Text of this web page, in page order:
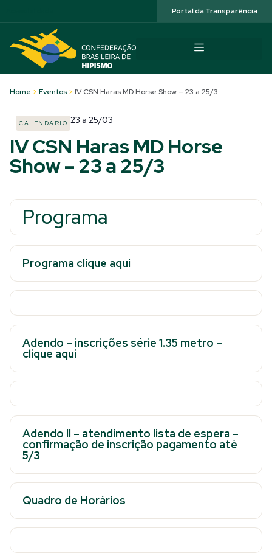
Portal da Transparência
Home > Eventos > IV CSN Haras MD Horse Show – 23 a 25/3
CALENDÁRIO 23 a 25/03
IV CSN Haras MD Horse
Show – 23 a 25/3
Programa
Programa clique aqui
Adendo – inscrições série 1.35 metro –
clique aqui
Adendo II – atendimento lista de espera –
confirmação de inscrição pagamento até
5/3
Quadro de Horários